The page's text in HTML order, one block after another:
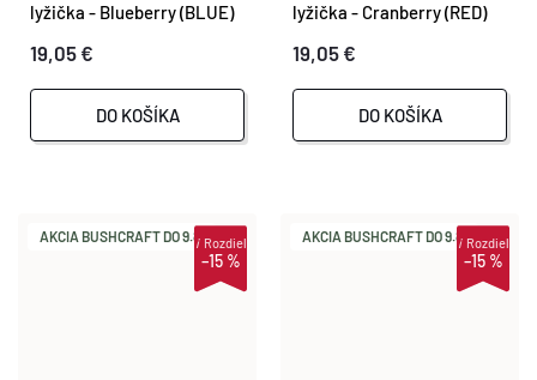
lyžička - Blueberry (BLUE)
19,05 €
DO KOŠÍKA
lyžička - Cranberry (RED)
19,05 €
DO KOŠÍKA
AKCIA BUSHCRAFT DO 9.8.
–15 %
iRozdiel AKCIA BUSHCRAFT DO 9.8.
–15 %
iRozdiel